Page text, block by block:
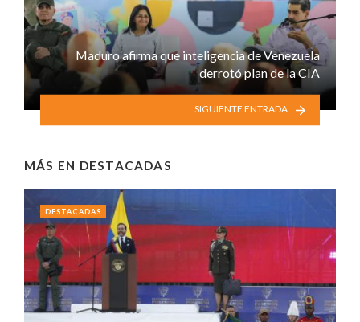
Maduro afirma que inteligencia de Venezuela
derrotó plan de la CIA
SIGUIENTE ENTRADA
MÁS EN DESTACADAS
DESTACADAS